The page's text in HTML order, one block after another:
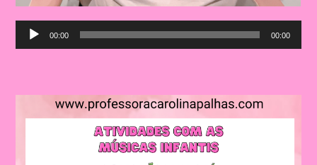
Audio
Player
00:00 00:00